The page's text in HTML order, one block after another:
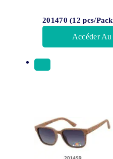
201470 (12 pcs/
Accéder